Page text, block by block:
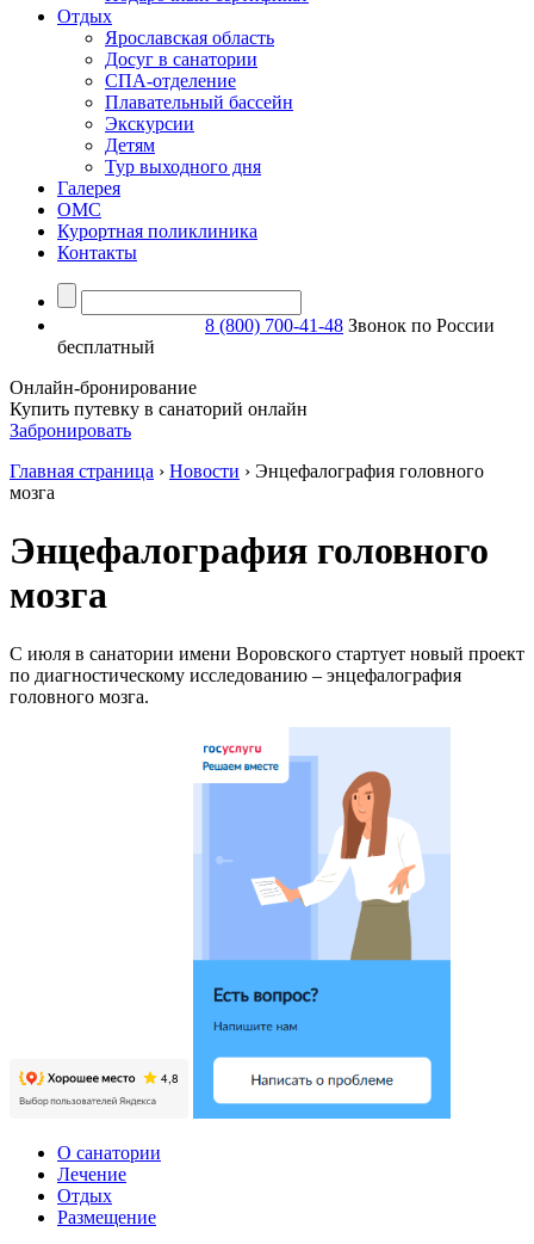
Отдых
Ярославская область
Досуг в санатории
СПА-отделение
Плавательный бассейн
Экскурсии
Детям
Тур выходного дня
Галерея
ОМС
Курортная поликлиника
Контакты
8 (800) 700-41-48 Звонок по России
бесплатный
Онлайн-бронирование
Купить путевку в санаторий онлайн
Забронировать
Главная страница › Новости › Энцефалография головного
мозга
Энцефалография головного
мозга
С июля в санатории имени Воровского стартует новый проект
по диагностическому исследованию – энцефалография
головного мозга.
О санатории
Лечение
Отдых
Размещение